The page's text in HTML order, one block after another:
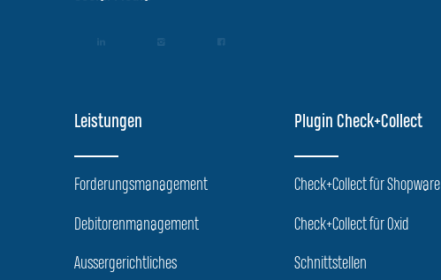
Leistungen
Forderungsmanagement
Debitorenmanagement
Aussergerichtliches
Plugin Check+Collect
Check+Collect für Shopware
Check+Collect für Oxid
Schnittstellen